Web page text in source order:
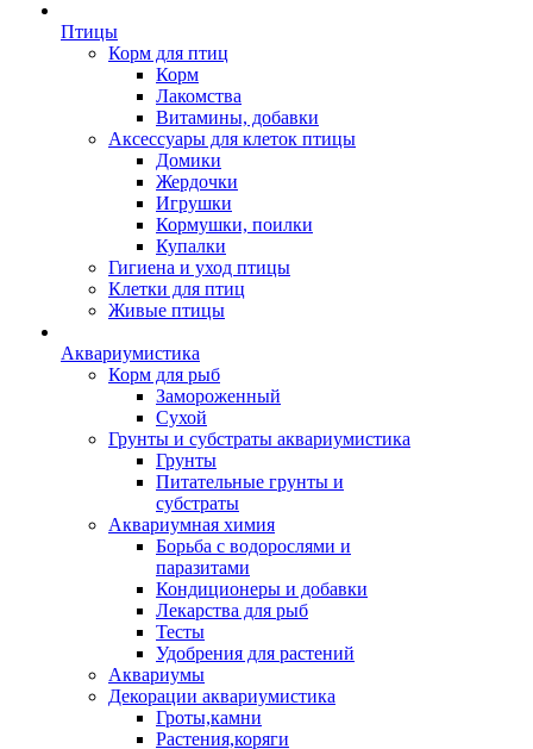
Птицы
Корм для птиц
Корм
Лакомства
Витамины, добавки
Аксессуары для клеток птицы
Домики
Жердочки
Игрушки
Кормушки, поилки
Купалки
Гигиена и уход птицы
Клетки для птиц
Живые птицы
Аквариумистика
Корм для рыб
Замороженный
Сухой
Грунты и субстраты аквариумистика
Грунты
Питательные грунты и
субстраты
Аквариумная химия
Борьба с водорослями и
паразитами
Кондиционеры и добавки
Лекарства для рыб
Тесты
Удобрения для растений
Аквариумы
Декорации аквариумистика
Гроты,камни
Растения,коряги